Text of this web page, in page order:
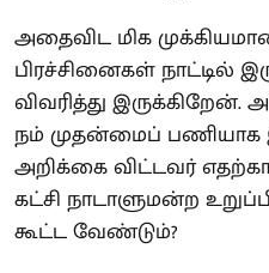
அதைவிட மிக
பிரச்சினைகள் நாட்டில்
விவரித்து
நம் முதன்மைப் பணியாக
அறிக்கை விட்டவர்
கட்சி நாடாளுமன்ற
கூட்ட வேண்டும்?